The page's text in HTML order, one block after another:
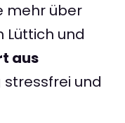
mehr über
Lüttich und
aus
stressfrei und